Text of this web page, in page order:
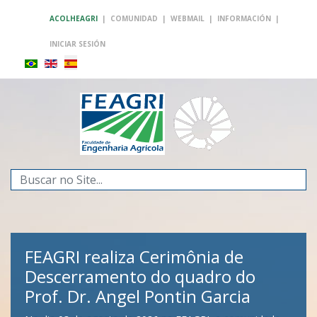
ACOLHEAGRI | COMUNIDAD | WEBMAIL | INFORMACIÓN |
INICIAR SESIÓN
Buscar...
FEAGRI realiza Cerimônia de
Descerramento do quadro do
Prof. Dr. Angel Pontin Garcia
FEAGRI